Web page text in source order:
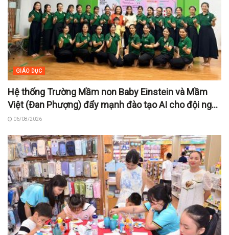
GIÁO DỤC
Hệ thống Trường Mầm non Baby Einstein và Mầm
Việt (Đan Phượng) đẩy mạnh đào tạo AI cho đội ngũ
giáo viên, sẵn sàng cho năm học mới 2026 – 2027
06/08/2026